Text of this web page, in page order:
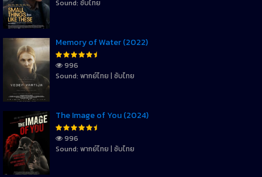
Sound: ซับไทย
Memory of Water (2022)
996
Sound: พากย์ไทย | ซับไทย
The Image of You (2024)
996
Sound: พากย์ไทย | ซับไทย